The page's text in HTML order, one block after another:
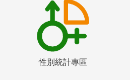
性別統計專區